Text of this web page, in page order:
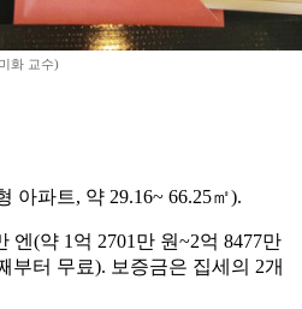
화 교수)
아파트, 약 29.16~ 66.25㎡).
엔(약 1억 2701만 원~2억 8477만
부터 무료). 보증금은 집세의 2개